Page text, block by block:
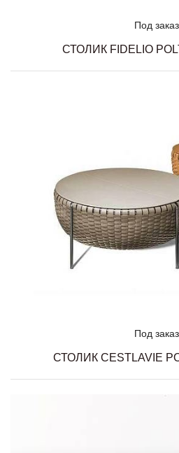
Под заказ
СТОЛИК FIDELIO
Под заказ
СТОЛИК CESTLAVIE